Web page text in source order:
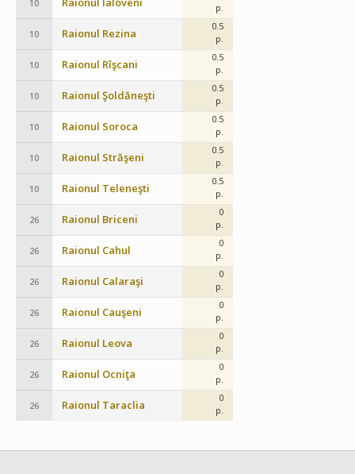
10
p.
10 Raionul Rezina
0.5
p.
10 Raionul Rîşcani
0.5
p.
10 Raionul Şoldăneşti
0.5
p.
10 Raionul Soroca
0.5
p.
10 Raionul Străşeni
0.5
p.
10 Raionul Teleneşti
0.5
p.
26 Raionul Briceni
0
p.
26 Raionul Cahul
0
p.
26 Raionul Calaraşi
0
p.
26 Raionul Cauşeni
0
p.
26 Raionul Leova
0
p.
26 Raionul Ocniţa
0
p.
26 Raionul Taraclia
0
p.